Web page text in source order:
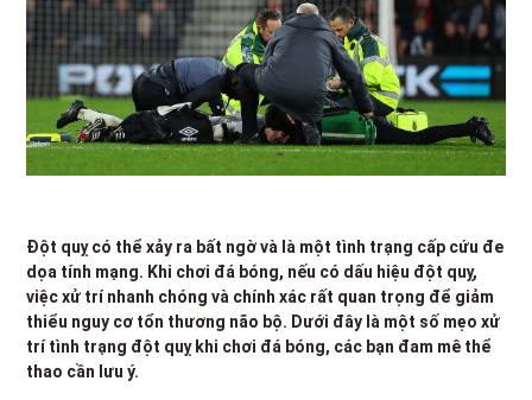
Đột quỵ có thể xảy ra bất ngờ và là một tình trạng cấp cứu đe
dọa tính mạng. Khi chơi đá bóng, nếu có dấu hiệu đột quỵ,
việc xử trí nhanh chóng và chính xác rất quan trọng để giảm
thiểu nguy cơ tổn thương não bộ. Dưới đây là một số mẹo xử
trí tình trạng đột quỵ khi chơi đá bóng, các bạn đam mê thể
thao cần lưu ý.